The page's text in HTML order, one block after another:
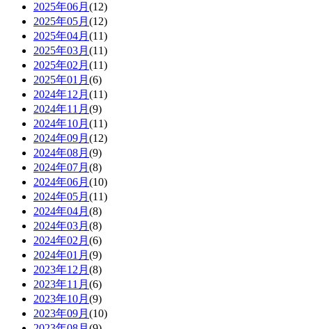
2025年06月 (12)
2025年05月 (12)
2025年04月 (11)
2025年03月 (11)
2025年02月 (11)
2025年01月 (6)
2024年12月 (11)
2024年11月 (9)
2024年10月 (11)
2024年09月 (12)
2024年08月 (9)
2024年07月 (8)
2024年06月 (10)
2024年05月 (11)
2024年04月 (8)
2024年03月 (8)
2024年02月 (6)
2024年01月 (9)
2023年12月 (8)
2023年11月 (6)
2023年10月 (9)
2023年09月 (10)